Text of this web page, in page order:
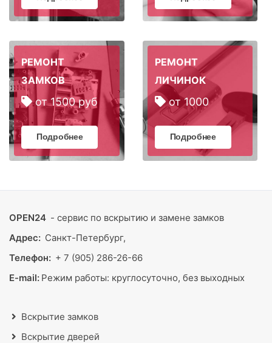
РЕМОНТ
ЗАМКОВ
от 1500 руб
Подробнее
РЕМОНТ
ЛИЧИНОК
от 1000
Подробнее
OPEN24 - сервис по вскрытию и замене замков
Адрес: Санкт-Петербург,
Телефон: + 7 (905) 286-26-66
E-mail: Режим работы: круглосуточно, без выходных
Вскрытие замков
Вскрытие дверей